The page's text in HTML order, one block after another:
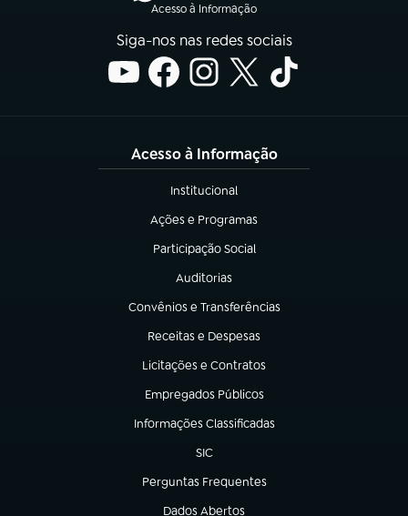
Acesso à Informação
Siga-nos nas redes sociais
Acesso à Informação
Institucional
(abre em nova aba)
Ações e Programas
(abre em nova aba)
Participação Social
(abre em nova aba)
Auditorias
(abre em nova aba)
Convênios e Transferências
(abre em nova aba)
Receitas e Despesas
(abre em nova aba)
Licitações e Contratos
(abre em nova aba)
Empregados Públicos
(abre em nova aba)
Informações Classificadas
(abre em nova aba)
SIC
(abre em nova aba)
Perguntas Frequentes
(abre em nova aba)
Dados Abertos